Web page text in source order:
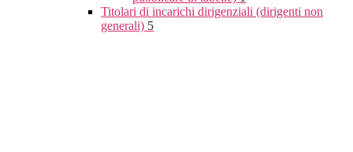
Titolari di incarichi dirigenziali (dirigenti non
generali) 5